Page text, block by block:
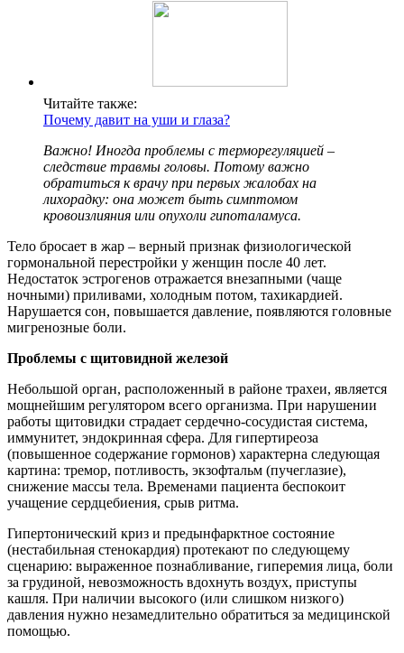
Читайте также:
Почему давит на уши и глаза?
Важно! Иногда проблемы с терморегуляцией –
следствие травмы головы. Потому важно
обратиться к врачу при первых жалобах на
лихорадку: она может быть симптомом
кровоизлияния или опухоли гипоталамуса.
Тело бросает в жар – верный признак физиологической
гормональной перестройки у женщин после 40 лет.
Недостаток эстрогенов отражается внезапными (чаще
ночными) приливами, холодным потом, тахикардией.
Нарушается сон, повышается давление, появляются головные
мигренозные боли.
Проблемы с щитовидной железой
Небольшой орган, расположенный в районе трахеи, является
мощнейшим регулятором всего организма. При нарушении
работы щитовидки страдает сердечно-сосудистая система,
иммунитет, эндокринная сфера. Для гипертиреоза
(повышенное содержание гормонов) характерна следующая
картина: тремор, потливость, экзофтальм (пучеглазие),
снижение массы тела. Временами пациента беспокоит
учащение сердцебиения, срыв ритма.
Гипертонический криз и предынфарктное состояние
(нестабильная стенокардия) протекают по следующему
сценарию: выраженное познабливание, гиперемия лица, боли
за грудиной, невозможность вдохнуть воздух, приступы
кашля. При наличии высокого (или слишком низкого)
давления нужно незамедлительно обратиться за медицинской
помощью.